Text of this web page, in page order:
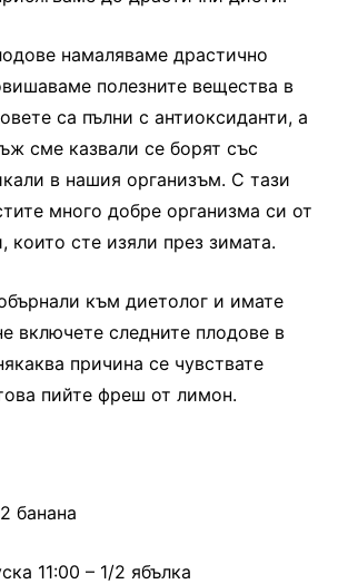
намаляваме драстично
полезните вещества в
са пълни с антиоксиданти, а
сме казвали се борят със
в нашия организъм. С тази
много добре организма си от
които сте изяли през зимата.
към диетолог и имате
включете следните плодове в
причина се чувствате
пийте фреш от лимон.
банана
11:00 – 1/2 ябълка